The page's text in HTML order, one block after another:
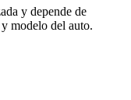
y depende de
modelo del auto.